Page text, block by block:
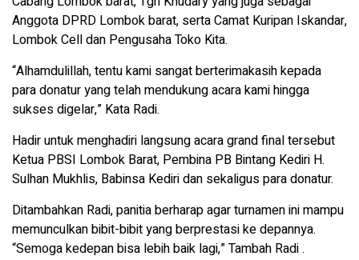
Anggota DPRD Lombok barat, serta Camat Kuripan Iskandar,
Lombok Cell dan Pengusaha Toko Kita.
“Alhamdulillah, tentu kami sangat berterimakasih kepada
para donatur yang telah mendukung acara kami hingga
sukses digelar,” Kata Radi.
Hadir untuk menghadiri langsung acara grand final tersebut
Ketua PBSI Lombok Barat, Pembina PB Bintang Kediri H.
Sulhan Mukhlis, Babinsa Kediri dan sekaligus para donatur.
Ditambahkan Radi, panitia berharap agar turnamen ini mampu
memunculkan bibit-bibit yang berprestasi ke depannya.
“Semoga kedepan bisa lebih baik lagi,” Tambah Radi .